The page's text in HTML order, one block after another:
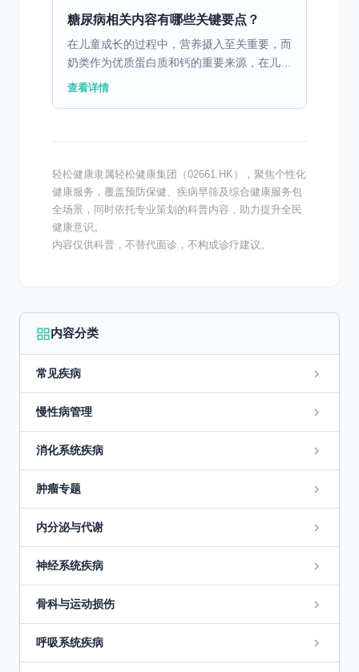
糖尿病相关内容有哪些关键要点？
在儿童成长的过程中，营养摄入至关重要，而
奶类作为优质蛋白质和钙的重要来源，在儿童
饮食中占据着不可或缺的地位。然而，对于部
查看详情
轻松健康隶属轻松健康集团（02661.HK），聚焦个性化
健康服务，覆盖预防保健、疾病早筛及综合健康服务包
全场景，同时依托专业策划的科普内容，助力提升全民
健康意识。
内容仅供科普，不替代面诊，不构成诊疗建议。
内容分类
常见疾病
慢性病管理
消化系统疾病
肿瘤专题
内分泌与代谢
神经系统疾病
骨科与运动损伤
呼吸系统疾病